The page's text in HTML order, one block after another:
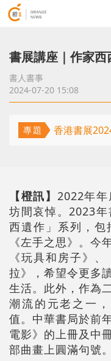
書展講座｜作家
書人書事
2024-07-20 15:08
專題 香港書展
【橙訊】 2022年
坊間哀悼。2023
西遺作」系列，包
《左手之思》。今
《玩具和房子》
拉》，希望令更多
生活。此外，作為
潮流的元老之一
值。中華書局於前
電影》的上冊及中
部曲畫上圓滿句號。